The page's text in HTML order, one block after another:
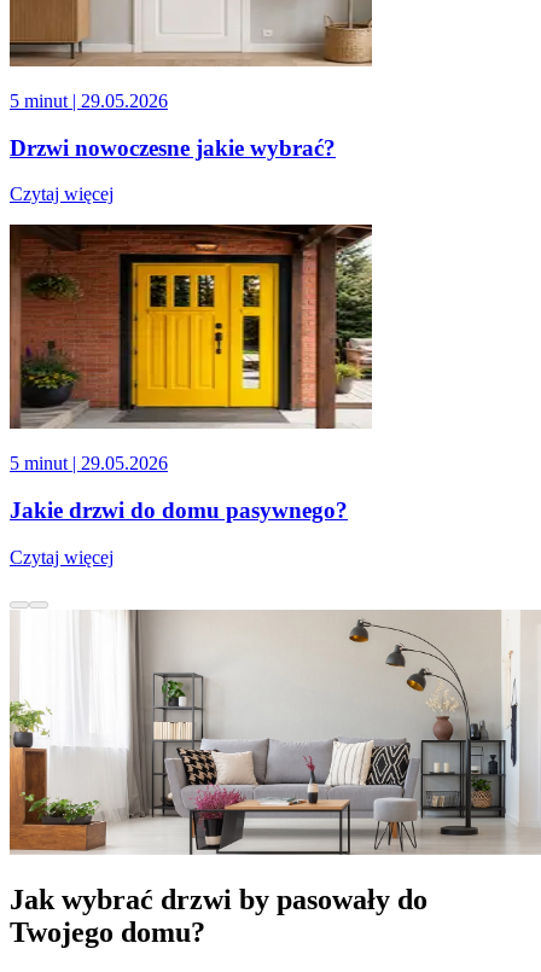
5 minut | 29.05.2026
Drzwi nowoczesne jakie wybrać?
Czytaj więcej
5 minut | 29.05.2026
Jakie drzwi do domu pasywnego?
Czytaj więcej
Jak wybrać drzwi by pasowały do
Twojego domu?